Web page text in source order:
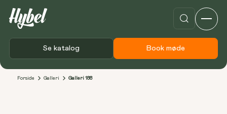
Se katalog Book møde
Forside Galleri Galleri 188